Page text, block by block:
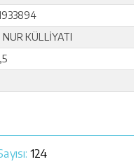
NUR KÜLLİYATI
124